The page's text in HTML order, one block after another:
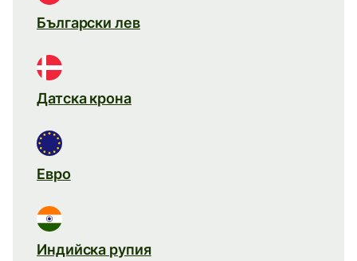
Български лев
Датска крона
Евро
Индийска рупия